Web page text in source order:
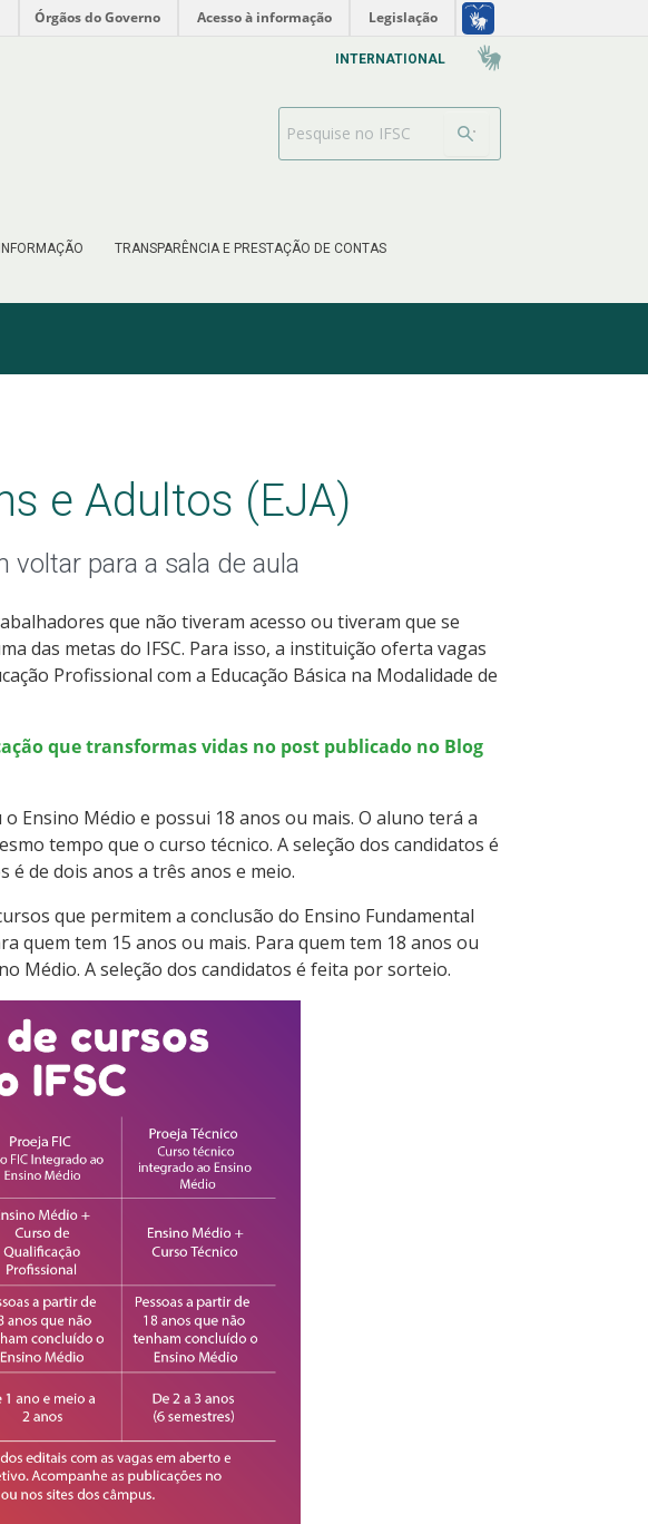
Órgãos do Governo Acesso à informação Legislação
TRANSPARÊNCIA E PRESTAÇÃO DE CONTAS
INTERNATIONAL
Barra de busca
e Adultos (EJA)
para a sala de aula
que não tiveram acesso ou tiveram que se
das metas do IFSC. Para isso, a instituição oferta vagas
Profissional com a Educação Básica na Modalidade de
que transformas vidas no post publicado no Blog
Ensino Médio e possui 18 anos ou mais. O aluno terá a
tempo que o curso técnico. A seleção dos candidatos é
de dois anos a três anos e meio.
que permitem a conclusão do Ensino Fundamental
quem tem 15 anos ou mais. Para quem tem 18 anos ou
Médio. A seleção dos candidatos é feita por sorteio.